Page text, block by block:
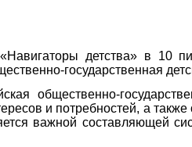
детства» в 10
государственная
общественно-
и потребностей, а
важной составляющей